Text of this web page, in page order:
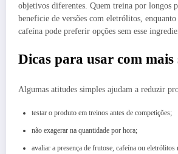
objetivos diferentes. Quem treina por longos
beneficie de versões com eletrólitos,
cafeína pode preferir opções sem esse
Dicas para usar com mais
Algumas atitudes simples ajudam a reduzir
testar o produto em treinos antes de competições;
não exagerar na quantidade por hora;
avaliar a presença de frutose, cafeína ou eletrólitos